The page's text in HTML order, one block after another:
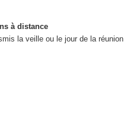
à distance
la veille ou le jour de la réunion